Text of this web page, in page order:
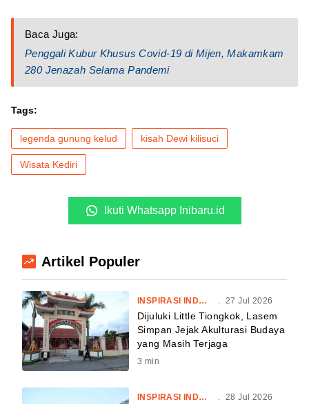
Baca Juga:
Penggali Kubur Khusus Covid-19 di Mijen, Makamkam
280 Jenazah Selama Pandemi
Tags:
legenda gunung kelud kisah Dewi kilisuci
Wisata Kediri
Ikuti Whatsapp Inibaru.id
Artikel Populer
INSPIRASI INDONESIA . 27 Jul 2026
Dijuluki Little Tiongkok, Lasem
Simpan Jejak Akulturasi Budaya
yang Masih Terjaga
3 min
INSPIRASI INDONESIA . 28 Jul 2026